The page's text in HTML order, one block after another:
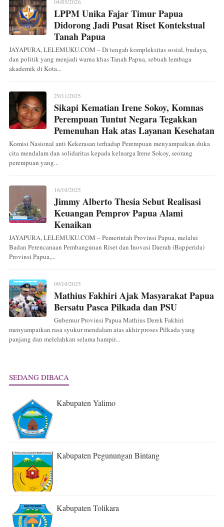
04/05/2026
LPPM Unika Fajar Timur Papua
Didorong Jadi Pusat Riset Kontekstual
Tanah Papua
JAYAPURA, LELEMUKU.COM – Di tengah kompleksitas sosial, budaya,
dan politik yang menjadi warna khas Tanah Papua, sebuah lembaga
akademik di Kota...
29/11/2025
Sikapi Kematian Irene Sokoy, Komnas
Perempuan Tuntut Negara Tegakkan
Pemenuhan Hak atas Layanan Kesehatan
Komisi Nasional anti Kekerasan terhadap Perempuan menyampaikan duka
cita mendalam dan solidaritas kepada keluarga Irene Sokoy, seorang
perempuan yang...
16/10/2025
Jimmy Alberto Thesia Sebut Realisasi
Keuangan Pemprov Papua Alami
Kenaikan
JAYAPURA, LELEMUKU.COM – Pemerintah Provinsi Papua, melalui
Badan Perencanaan Pembangunan Riset dan Inovasi Daerah (Bapperida)
Provinsi Papua,...
09/10/2025
Mathius Fakhiri Ajak Masyarakat Papua
Bersatu Pasca Pilkada dan PSU
Gubernur Provinsi Papua Mathius Derek Fakhiri
menyampaikan rasa syukur mendalam atas akhir proses Pilkada yang
panjang dan melelahkan selama hampir...
SEDANG DIBACA
Kabupaten Yalimo
Kabupaten Pegunungan Bintang
Kabupaten Tolikara